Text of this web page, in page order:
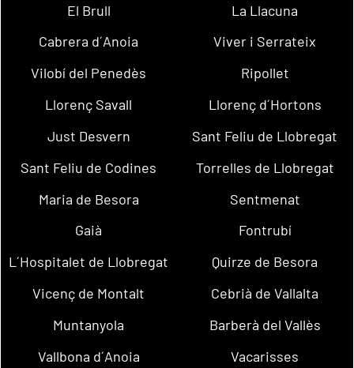
El Brull
La Llacuna
Cabrera d´Anoia
Viver i Serrateix
Vilobí del Penedès
Ripollet
Llorenç Savall
Llorenç d´Hortons
Just Desvern
Sant Feliu de Llobregat
Sant Feliu de Codines
Torrelles de Llobregat
Maria de Besora
Sentmenat
Gaià
Fontrubí
L´Hospitalet de Llobregat
Quirze de Besora
Vicenç de Montalt
Cebrià de Vallalta
Muntanyola
Barberà del Vallès
Vallbona d´Anoia
Vacarisses